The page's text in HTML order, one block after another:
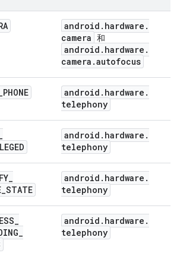
android . hardware .
camera 和
android . hardware .
camera .autofocus
PHONE android . hardware .
telephony
android . hardware .
telephony
_
_STATE
android . hardware .
telephony
_
_
android . hardware .
telephony